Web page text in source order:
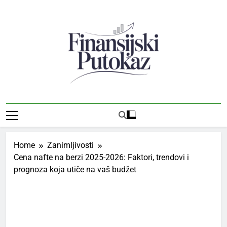
Finansijski
Putokaz
Home
Zanimljivosti
Cena nafte na berzi 2025-2026: Faktori, trendovi i
prognoza koja utiče na vaš budžet